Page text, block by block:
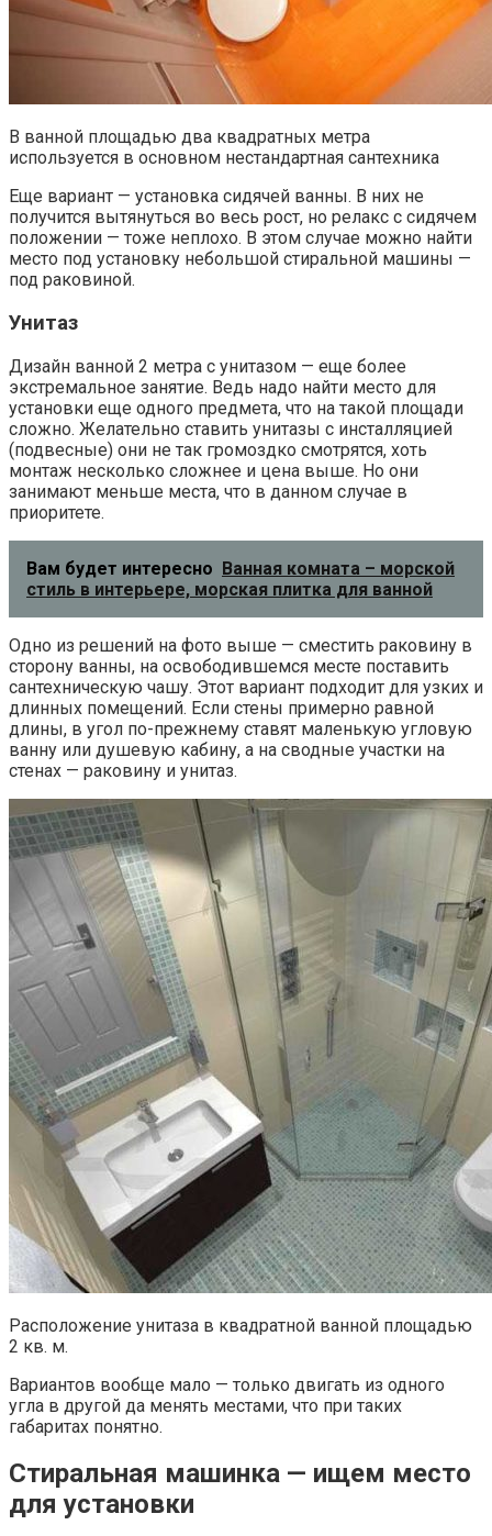
В ванной площадью два квадратных метра
используется в основном нестандартная сантехника
Еще вариант — установка сидячей ванны. В них не
получится вытянуться во весь рост, но релакс с сидячем
положении — тоже неплохо. В этом случае можно найти
место под установку небольшой стиральной машины —
под раковиной.
Унитаз
Дизайн ванной 2 метра с унитазом — еще более
экстремальное занятие. Ведь надо найти место для
установки еще одного предмета, что на такой площади
сложно. Желательно ставить унитазы с инсталляцией
(подвесные) они не так громоздко смотрятся, хоть
монтаж несколько сложнее и цена выше. Но они
занимают меньше места, что в данном случае в
приоритете.
Вам будет интересно Ванная комната – морской
стиль в интерьере, морская плитка для ванной
Одно из решений на фото выше — сместить раковину в
сторону ванны, на освободившемся месте поставить
сантехническую чашу. Этот вариант подходит для узких и
длинных помещений. Если стены примерно равной
длины, в угол по-прежнему ставят маленькую угловую
ванну или душевую кабину, а на сводные участки на
стенах — раковину и унитаз.
Расположение унитаза в квадратной ванной площадью
2 кв. м.
Вариантов вообще мало — только двигать из одного
угла в другой да менять местами, что при таких
габаритах понятно.
Стиральная машинка — ищем место
для установки